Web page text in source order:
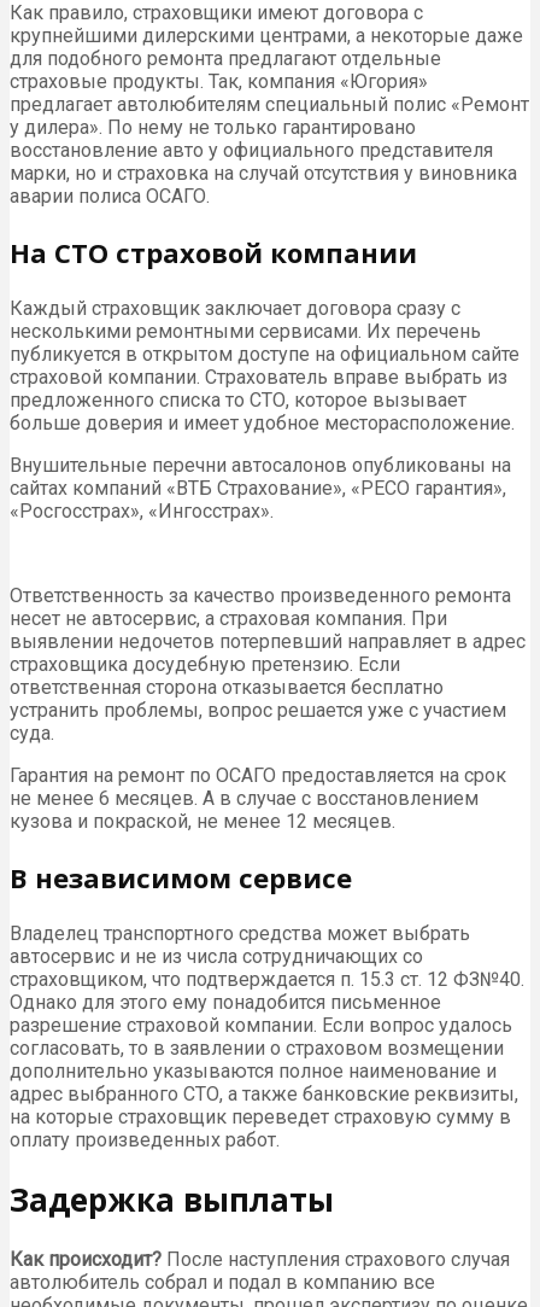
Как правило, страховщики имеют договора с
крупнейшими дилерскими центрами, а некоторые даже
для подобного ремонта предлагают отдельные
страховые продукты. Так, компания «Югория»
предлагает автолюбителям специальный полис «Ремонт
у дилера». По нему не только гарантировано
восстановление авто у официального представителя
марки, но и страховка на случай отсутствия у виновника
аварии полиса ОСАГО.
На СТО страховой компании
Каждый страховщик заключает договора сразу с
несколькими ремонтными сервисами. Их перечень
публикуется в открытом доступе на официальном сайте
страховой компании. Страхователь вправе выбрать из
предложенного списка то СТО, которое вызывает
больше доверия и имеет удобное месторасположение.
Внушительные перечни автосалонов опубликованы на
сайтах компаний «ВТБ Страхование», «РЕСО гарантия»,
«Росгосстрах», «Ингосстрах».
Ответственность за качество произведенного ремонта
несет не автосервис, а страховая компания. При
выявлении недочетов потерпевший направляет в адрес
страховщика досудебную претензию. Если
ответственная сторона отказывается бесплатно
устранить проблемы, вопрос решается уже с участием
суда.
Гарантия на ремонт по ОСАГО предоставляется на срок
не менее 6 месяцев. А в случае с восстановлением
кузова и покраской, не менее 12 месяцев.
В независимом сервисе
Владелец транспортного средства может выбрать
автосервис и не из числа сотрудничающих со
страховщиком, что подтверждается п. 15.3 ст. 12 ФЗ№40.
Однако для этого ему понадобится письменное
разрешение страховой компании. Если вопрос удалось
согласовать, то в заявлении о страховом возмещении
дополнительно указываются полное наименование и
адрес выбранного СТО, а также банковские реквизиты,
на которые страховщик переведет страховую сумму в
оплату произведенных работ.
Задержка выплаты
Как происходит? После наступления страхового случая
автолюбитель собрал и подал в компанию все